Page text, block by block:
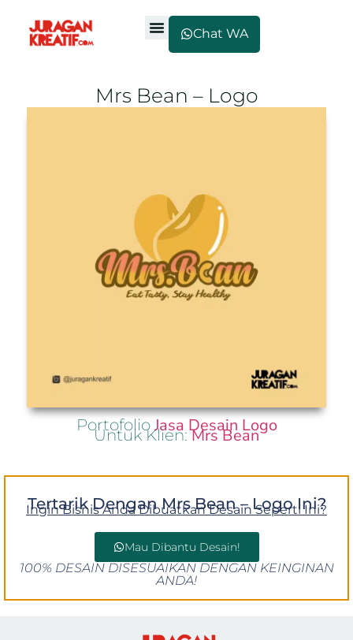
Chat WA
Mrs Bean – Logo
PortofolioJasa Desain Logo
Untuk Klien:Mrs Bean
Tertarik Dengan Mrs Bean – Logo Ini?
Ingin Bisnis Anda Dibuatkan Desain Seperti Ini?
Mau Dibantu Desain!
100% DESAIN DISESUAIKAN DENGAN KEINGINAN
ANDA!